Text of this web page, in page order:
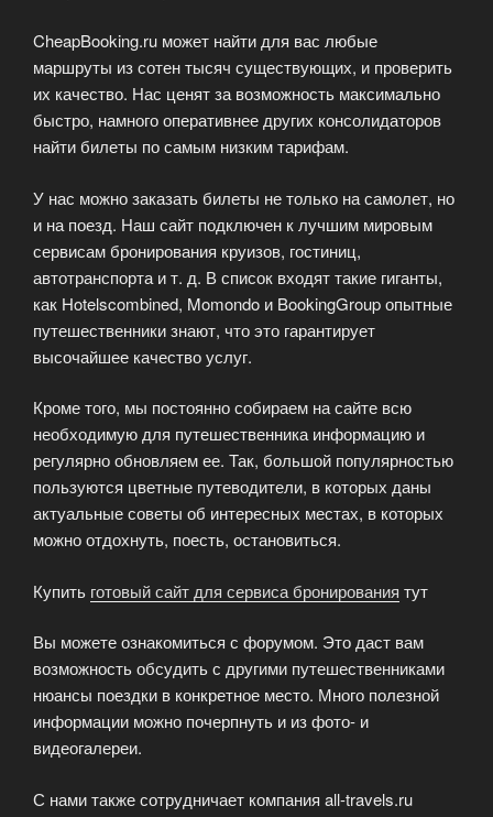
CheapBooking.ru может найти для вас любые
маршруты из сотен тысяч существующих, и проверить
их качество. Нас ценят за возможность максимально
быстро, намного оперативнее других консолидаторов
найти билеты по самым низким тарифам.
У нас можно заказать билеты не только на самолет, но
и на поезд. Наш сайт подключен к лучшим мировым
сервисам бронирования круизов, гостиниц,
автотранспорта и т. д. В список входят такие гиганты,
как Hotelscombined, Momondo и BookingGroup опытные
путешественники знают, что это гарантирует
высочайшее качество услуг.
Кроме того, мы постоянно собираем на сайте всю
необходимую для путешественника информацию и
регулярно обновляем ее. Так, большой популярностью
пользуются цветные путеводители, в которых даны
актуальные советы об интересных местах, в которых
можно отдохнуть, поесть, остановиться.
Купить готовый сайт для сервиса бронирования тут
Вы можете ознакомиться с форумом. Это даст вам
возможность обсудить с другими путешественниками
нюансы поездки в конкретное место. Много полезной
информации можно почерпнуть и из фото- и
видеогалереи.
С нами также сотрудничает компания all-travels.ru